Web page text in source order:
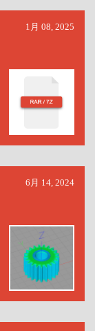
1月 08, 2025
6月 14, 2024